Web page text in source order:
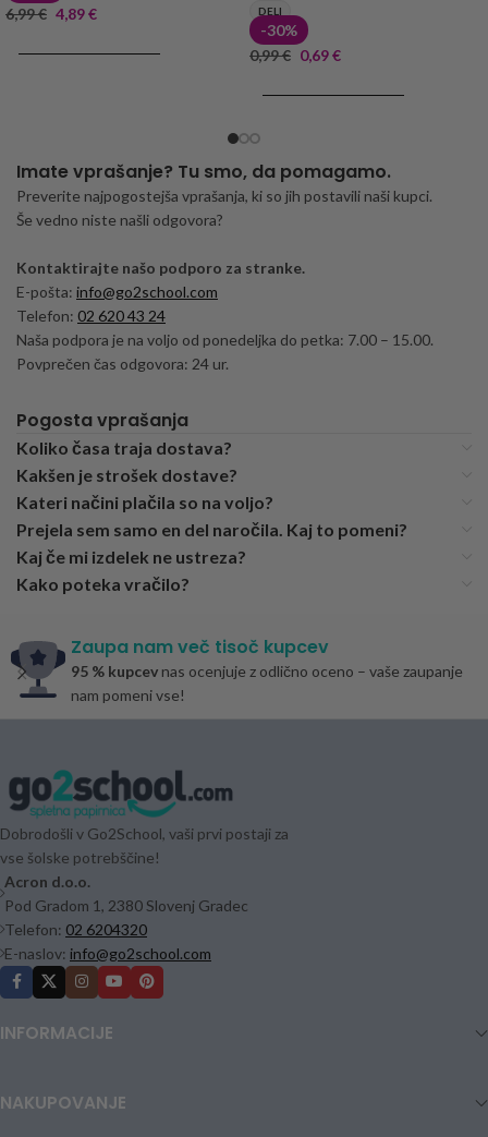
6,99€ 4,89€ DELI
-30%
0,99€ 0,69€
Imate vprašanje? Tu smo, da pomagamo.
Preverite najpogostejša vprašanja, ki so jih postavili naši kupci.
Še vedno niste našli odgovora?
Kontaktirajte našo podporo za stranke.
E-pošta: info@go2school.com
Telefon: 02 620 43 24
Naša podpora je na voljo od ponedeljka do petka: 7.00 – 15.00.
Povprečen čas odgovora: 24 ur.
Pogosta vprašanja
Koliko časa traja dostava?
Kakšen je strošek dostave?
Kateri načini plačila so na voljo?
Prejela sem samo en del naročila. Kaj to pomeni?
Kaj če mi izdelek ne ustreza?
Kako poteka vračilo?
Zaupa nam več tisoč kupcev
95 % kupcev nas ocenjuje z odlično oceno – vaše zaupanje
nam pomeni vse!
Dobrodošli v Go2School, vaši prvi postaji za
vse šolske potrebščine!
Acron d.o.o.
Pod Gradom 1, 2380 Slovenj Gradec
Telefon: 02 6204320
E-naslov: info@go2school.com
INFORMACIJE
NAKUPOVANJE